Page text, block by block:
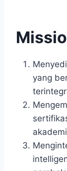
yang